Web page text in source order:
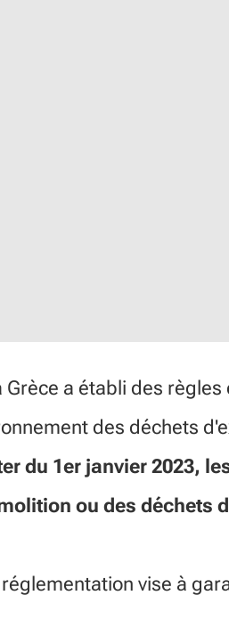
Grèce a établi des
des déchets
du 1er janvier 2023,
ou des déchets
vise à